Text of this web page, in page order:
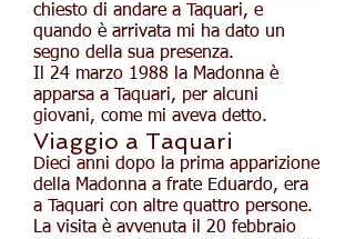
chiesto di andare a Taquari, e
quando è arrivata mi ha dato un
segno della sua presenza.
Il 24 marzo 1988 la Madonna è
apparsa a Taquari, per alcuni
giovani, come mi aveva detto.
Viaggio a Taquari
Dieci anni dopo la prima apparizione
della Madonna a frate Eduardo, era
a Taquari con altre quattro persone.
La visita è avvenuta il 20 febbraio